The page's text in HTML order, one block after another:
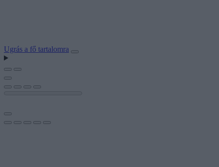
Ugrás a fő tartalomra